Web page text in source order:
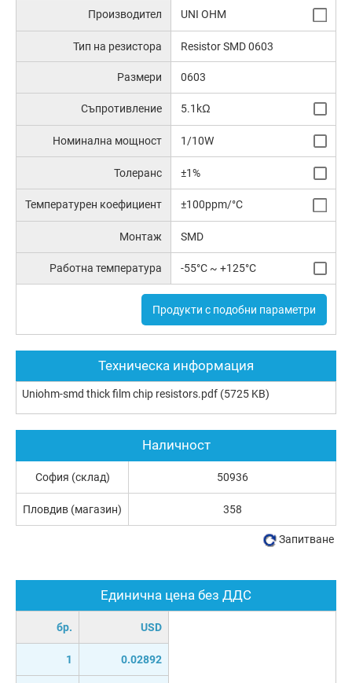
Производител UNI OHM
Тип на резистора Resistor SMD 0603
Размери 0603
Съпротивление 5.1kΩ
Номинална мощност 1/10W
Толеранс ±1%
Температурен коефициент ±100ppm/°C
Монтаж SMD
Работна температура -55°C ~ +125°C
Продукти с подобни параметри
Техническа информация
Uniohm-smd thick film chip resistors.pdf (5725 KB)
Единична цена без ДДС
бр. USD
1 0.02892
Наличност
София (склад) 50936
Пловдив (магазин) 358
Запитване